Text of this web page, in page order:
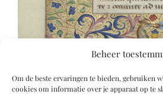
Beheer
Om de beste ervaringen te bieden, gebruiken
cookies om informatie over je apparaat op te